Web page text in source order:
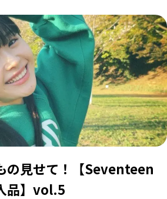
ース
ス
アケア
ュース
ワード
の見せて！【Seventeen
品】vol.5